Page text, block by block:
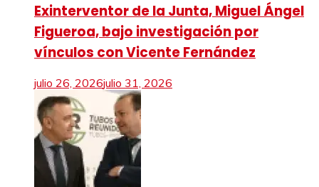
Exinterventor de la Junta, Miguel Ángel
Figueroa, bajo investigación por
vínculos con Vicente Fernández
julio 26, 2026julio 31, 2026